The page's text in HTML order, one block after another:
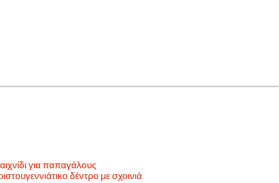
για παπαγάλους
δέντρο με σχοινιά